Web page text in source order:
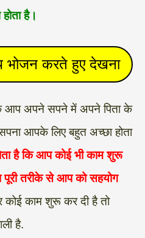
है।
भोजन करते हुए देखना
आप अपने सपने में अपने पिता के
आपके लिए बहुत अच्छा होता
है कि आप कोई भी काम शुरू
तरीके से आप को सहयोग
काम शुरू कर दी है तो
है.